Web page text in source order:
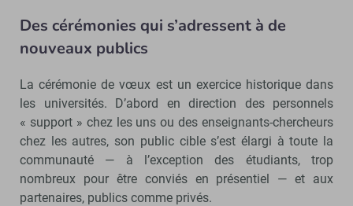
Des cérémonies qui s’adressent à de
nouveaux publics
La cérémonie de vœux est un exercice historique dans
les universités. D’abord en direction des personnels
« support » chez les uns ou des enseignants-chercheurs
chez les autres, son public cible s’est élargi à toute la
communauté — à l’exception des étudiants, trop
nombreux pour être conviés en présentiel — et aux
partenaires, publics comme privés.